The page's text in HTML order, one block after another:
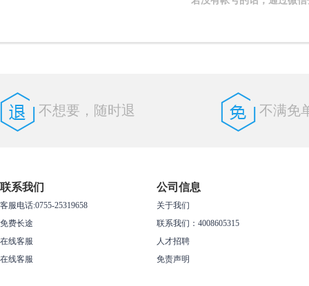
不想要，随时退 不满免
联系我们
客服电话:0755-25319658
免费长途
在线客服
在线客服
公司信息
关于我们
联系我们：4008605315
人才招聘
免责声明